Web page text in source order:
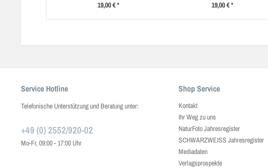
19,00 € * 19,00 € *
Service Hotline
Telefonische Unterstützung und Beratung unter:
+49 (0) 2552/920-02
Mo-Fr, 09:00 - 17:00 Uhr
Shop Service
Kontakt
Ihr Weg zu uns
NaturFoto Jahresregister
SCHWARZWEISS Jahresregister
Mediadaten
Verlagsprospekte